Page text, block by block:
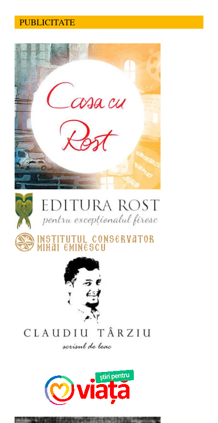
PUBLICITATE